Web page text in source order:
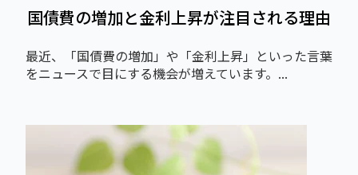
国債費の増加と金利上昇が注目される理由
最近、「国債費の増加」や「金利上昇」といった言葉
をニュースで目にする機会が増えています。...